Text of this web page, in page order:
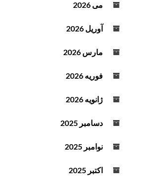
می 2026
آوریل 2026
مارس 2026
فوریه 2026
ژانویه 2026
دسامبر 2025
نوامبر 2025
اکتبر 2025